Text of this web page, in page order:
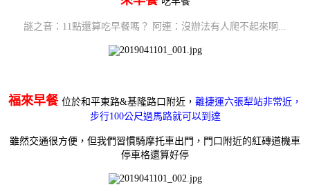
謎之音：11點還算吃早餐嗎？ 阿連：沒辦法有人爬不起來啊...
福來早餐 位於和平東路&基隆路口附近， 離捷運六張犁站非常近，
步行100公尺過馬路就可以到達
雖然交通很方便，但我們習慣騎摩托車出門，門口附近的紅磚道機車
停車格還算好停